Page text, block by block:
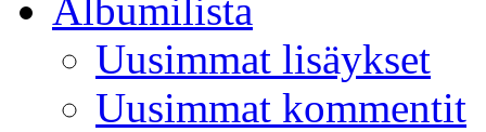
Albumilista
Uusimmat lisäykset
Uusimmat kommentit